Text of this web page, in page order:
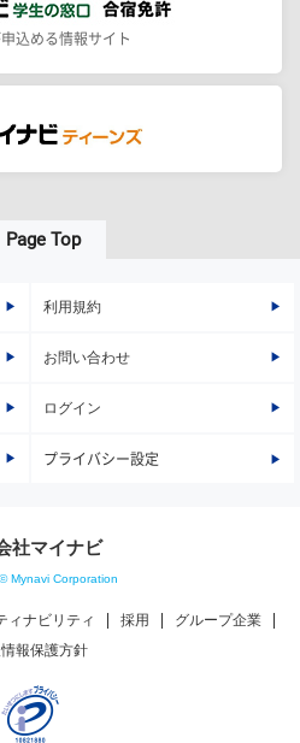
込める情報サイト
Page Top
利用規約
お問い合わせ
ログイン
プライバシー設定
社マイナビ
Mynavi Corporation
ィナビリティ 採用
グループ企業
報保護方針